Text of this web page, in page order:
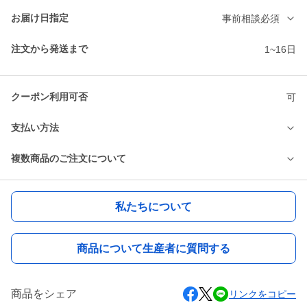
お届け日指定 事前相談必須
注文から発送まで 1~16日
クーポン利用可否 可
支払い方法
複数商品のご注文について
私たちについて
商品について生産者に質問する
商品をシェア リンクをコピー